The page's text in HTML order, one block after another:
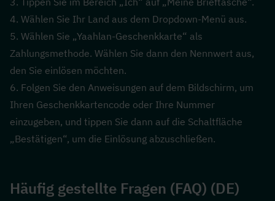
4. Wählen Sie Ihr Land aus dem Dropdown-Menü aus.
5. Wählen Sie „Yaahlan-Geschenkkarte“ als
Zahlungsmethode. Wählen Sie dann den Nennwert aus,
den Sie einlösen möchten.
6. Folgen Sie den Anweisungen auf dem Bildschirm, um
Ihren Geschenkkartencode oder Ihre Nummer
einzugeben, und tippen Sie dann auf die Schaltfläche
„Bestätigen“, um die Einlösung abzuschließen.
Häufig gestellte Fragen (FAQ) (DE)